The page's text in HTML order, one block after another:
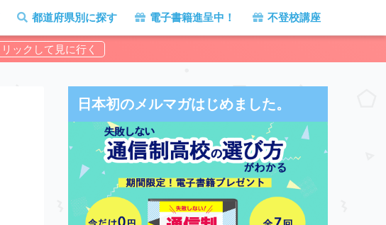
都道府県別に探す 電子書籍進呈中！ 不登校講座
日本初のメルマガはじめました。